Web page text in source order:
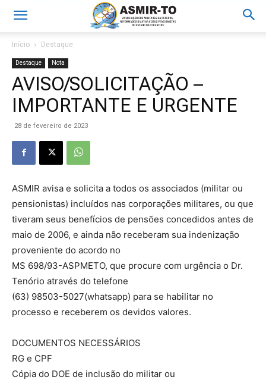
Início Destaque
Destaque Nota
AVISO/SOLICITAÇÃO –
IMPORTANTE E URGENTE
28 de fevereiro de 2023
ASMIR avisa e solicita a todos os associados (militar ou
pensionistas) incluídos nas corporações militares, ou que
tiveram seus benefícios de pensões concedidos antes de
maio de 2006, e ainda não receberam sua indenização
proveniente do acordo no
MS 698/93-ASPMETO, que procure com urgência o Dr.
Tenório através do telefone
(63) 98503-5027(whatsapp) para se habilitar no
processo e receberem os devidos valores.
DOCUMENTOS NECESSÁRIOS
RG e CPF
Cópia do DOE de inclusão do militar ou